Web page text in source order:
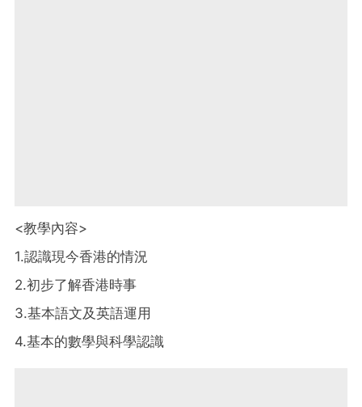
<教學內容>
1.認識現今香港的情況
2.初步了解香港時事
3.基本語文及英語運用
4.基本的數學與科學認識